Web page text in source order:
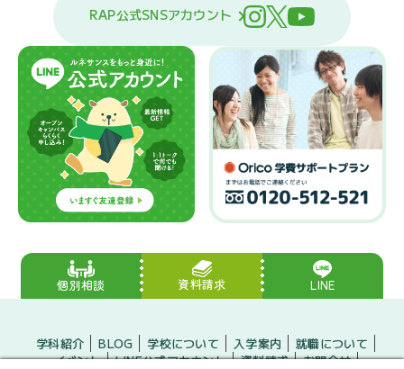
RAP公式SNSアカウント
個別相談 資料請求 LINE
学科紹介 BLOG 学校について 入学案内
就職について
イベント
LINE公式アカウント 資料請求 お問合せ